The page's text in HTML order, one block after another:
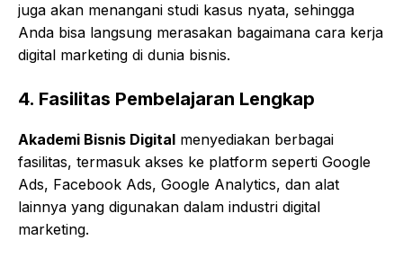
juga akan menangani studi kasus nyata, sehingga
Anda bisa langsung merasakan bagaimana cara kerja
digital marketing di dunia bisnis.
4. Fasilitas Pembelajaran Lengkap
Akademi Bisnis Digital menyediakan berbagai
fasilitas, termasuk akses ke platform seperti Google
Ads, Facebook Ads, Google Analytics, dan alat
lainnya yang digunakan dalam industri digital
marketing.